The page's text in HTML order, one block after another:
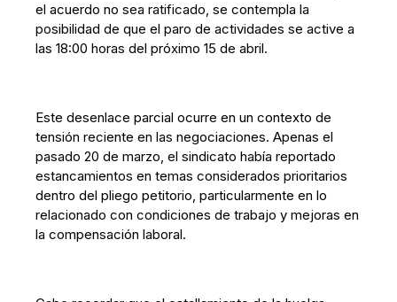
el acuerdo no sea ratificado, se contempla la
posibilidad de que el paro de actividades se active a
las 18:00 horas del próximo 15 de abril.
Este desenlace parcial ocurre en un contexto de
tensión reciente en las negociaciones. Apenas el
pasado 20 de marzo, el sindicato había reportado
estancamientos en temas considerados prioritarios
dentro del pliego petitorio, particularmente en lo
relacionado con condiciones de trabajo y mejoras en
la compensación laboral.